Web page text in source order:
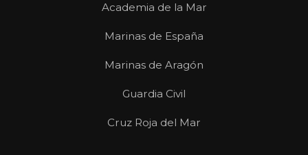
Academia de la Mar
Marinas de España
Marinas de Aragón
Guardia Civil
Cruz Roja del Mar